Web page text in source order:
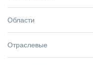
Области
Отраслевые